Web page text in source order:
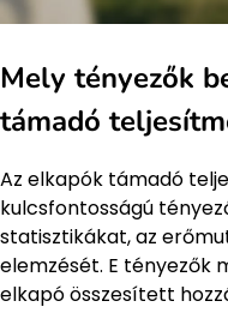
Mely tényezők
támadó
Az elkapók támadó
kulcsfontosságú
statisztikákat, az
elemzését. E tényezők
elkapó összesített